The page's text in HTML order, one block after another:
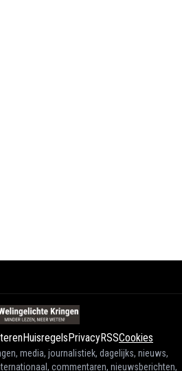
Huisregels PrivacyRSSCookies
media, journalistiek, dagelijks, nieuws,
commentaren, nieuwsberichten,